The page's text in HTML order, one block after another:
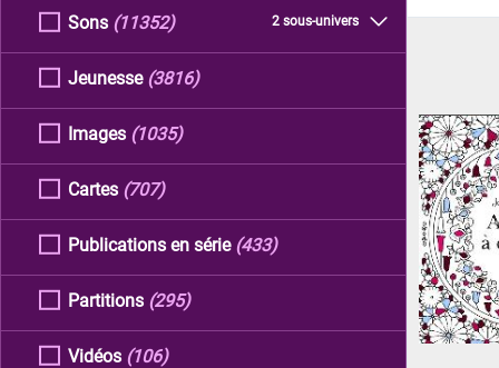
Sons 2 sous-univers
(11352)
Jeunesse (3816)
Images (1035)
Cartes (707)
Publications en série (433)
Partitions (295)
Vidéos (106)